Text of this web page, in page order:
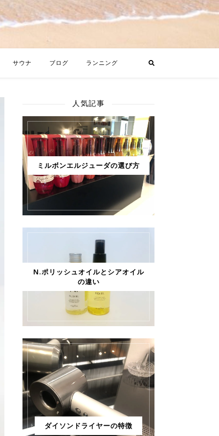
サウナ ブログ ランニング
人気記事
ミルボンエルジューダの選び方
N.ポリッシュオイルとシアオイル
の違い
ダイソンドライヤーの特徴